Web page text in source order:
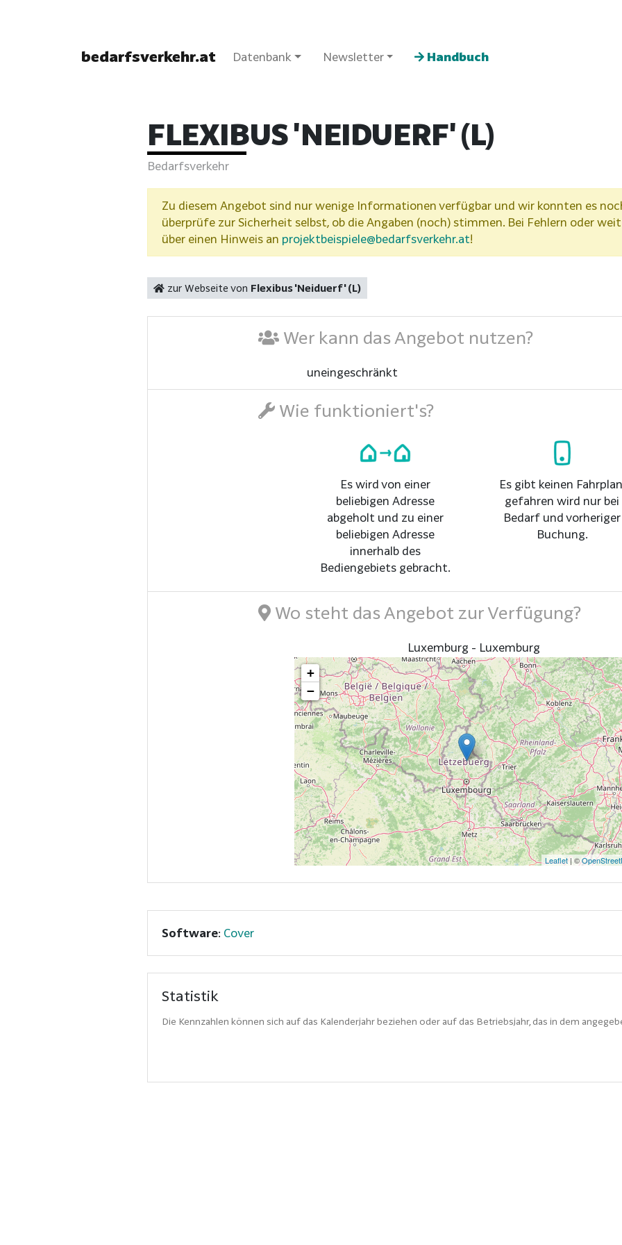
bedarfsverkehr.at Datenbank Newsletter Handbuch
FLEXIBUS 'NEIDUERF' (L)
Bedarfsverkehr
Zu diesem Angebot sind nur wenige Informationen verfügbar und wir konnten es
überprüfe zur Sicherheit selbst, ob die Angaben (noch) stimmen. Bei Fehlern oder
über einen Hinweis an projektbeispiele@bedarfsverkehr.at!
zur Webseite von Flexibus 'Neiduerf' (L)
Wer kann das Angebot nutzen?
uneingeschränkt
Wie funktioniert's?
Es wird von einer
beliebigen Adresse
abgeholt und zu einer
beliebigen Adresse
innerhalb des
Bediengebiets gebracht.
Es gibt keinen
gefahren wird nur bei
Bedarf und vorheriger
Buchung.
Wo steht das Angebot zur Verfügung?
Luxemburg - Luxemburg
+
−
Leaflet| ©
Software: Cover
Statistik
Die Kennzahlen können sich auf das Kalenderjahr beziehen oder auf das Betriebsjahr, das in dem